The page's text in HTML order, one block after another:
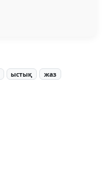
ыстық жаз